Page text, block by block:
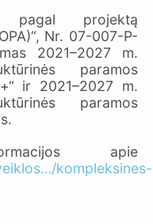
pagal projektą
Nr. 07-007-P-
2021–2027 m.
paramos
ir 2021–2027 m.
paramos
apie
kompleksines-